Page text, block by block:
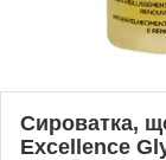
Сироватка,
Excellence